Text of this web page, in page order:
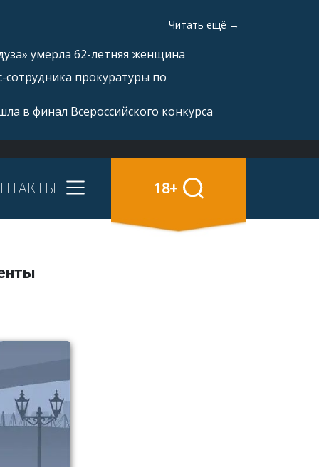
Читать ещё →
умерла 62-летняя женщина
сотрудника прокуратуры по
в финал Всероссийского конкурса
18+